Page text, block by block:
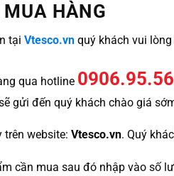
HÀNG
tại Vtesco.vn quý khách vui
qua hotline
gửi đến quý khách chào giá
website: Vtesco.vn. Quý
cần mua sau đó nhập vào số